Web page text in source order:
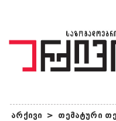
არქივი > თემატური